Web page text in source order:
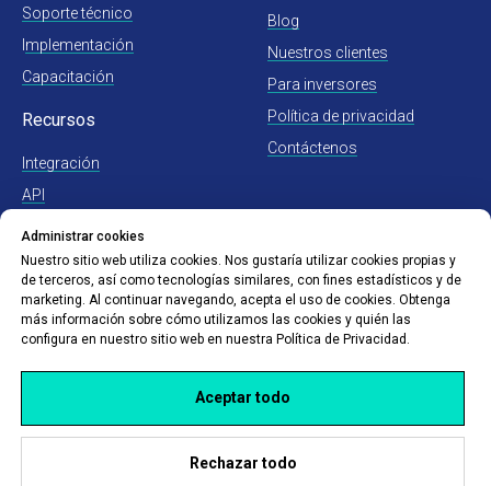
Soporte técnico
mplementación
Capacitación
Recursos
Integración
API
Cómo comprar Hydra
Blog
Nuestros clientes
Para inversores
Política de privacidad
Contáctenos
© Hydra Billing Solutions Inc
Administrar cookies
Nuestro sitio web utiliza cookies. Nos gustaría utilizar cookies propias y
de terceros, así como tecnologías similares, con fines estadísticos y de
marketing. Al continuar navegando, acepta el uso de cookies. Obtenga
más información sobre cómo utilizamos las cookies y quién las
configura en nuestro sitio web en nuestra Política de Privacidad.
Aceptar todo
Rechazar todo